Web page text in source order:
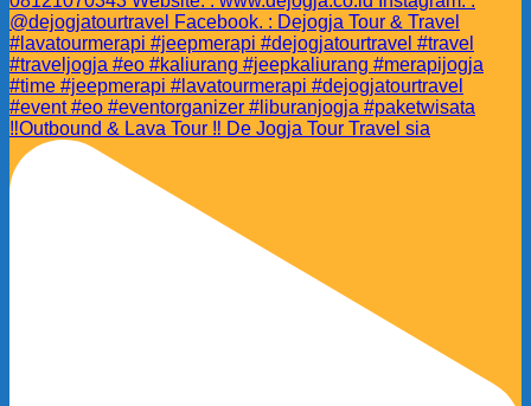
‼️Outbound & Lava Tour ‼️ De Jogja Tour Travel sia